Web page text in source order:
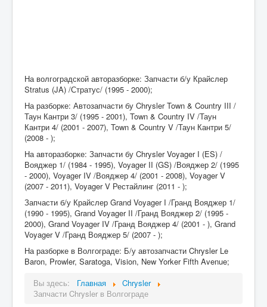
На волгоградской авторазборке: Запчасти б/у Крайслер
Stratus (JA) /Стратус/ (1995 - 2000);
На разборке: Автозапчасти бу Chrysler Town & Country III /
Таун Кантри 3/ (1995 - 2001), Town & Country IV /Таун
Кантри 4/ (2001 - 2007), Town & Country V /Таун Кантри 5/
(2008 - );
На авторазборке: Запчасти бу Chrysler Voyager I (ES) /
Вояджер 1/ (1984 - 1995), Voyager II (GS) /Вояджер 2/ (1995
- 2000), Voyager IV /Вояджер 4/ (2001 - 2008), Voyager V
(2007 - 2011), Voyager V Рестайлинг (2011 - );
Запчасти б/у Крайслер Grand Voyager I /Гранд Вояджер 1/
(1990 - 1995), Grand Voyager II /Гранд Вояджер 2/ (1995 -
2000), Grand Voyager IV /Гранд Вояджер 4/ (2001 - ), Grand
Voyager V /Гранд Вояджер 5/ (2007 - );
На разборке в Волгограде: Б/у автозапчасти Chrysler Le
Baron, Prowler, Saratoga, Vision, New Yorker Fifth Avenue;
Вы здесь:
Главная
Chrysler
Запчасти Chrysler в Волгограде